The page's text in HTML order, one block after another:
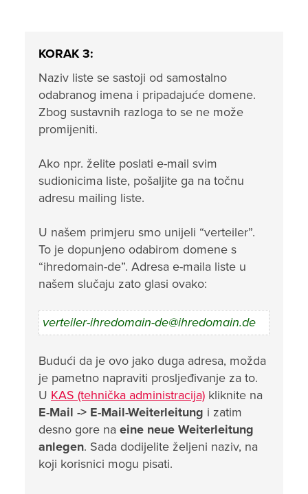
KORAK 3:
Naziv liste se sastoji od samostalno
odabranog imena i pripadajuće domene.
Zbog sustavnih razloga to se ne može
promijeniti.
Ako npr. želite poslati e-mail svim
sudionicima liste, pošaljite ga na točnu
adresu mailing liste.
U našem primjeru smo unijeli “verteiler”.
To je dopunjeno odabirom domene s
“ihredomain-de”. Adresa e-maila liste u
našem slučaju zato glasi ovako:
verteiler-ihredomain-de@ihredomain.de
Budući da je ovo jako duga adresa, možda
je pametno napraviti prosljeđivanje za to.
U KAS (tehnička administracija) kliknite na
E-Mail -> E-Mail-Weiterleitung i zatim
desno gore na eine neue Weiterleitung
anlegen. Sada dodijelite željeni naziv, na
koji korisnici mogu pisati.